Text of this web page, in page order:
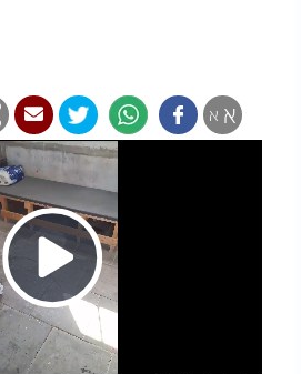
א א
Play
להמשך קריאה